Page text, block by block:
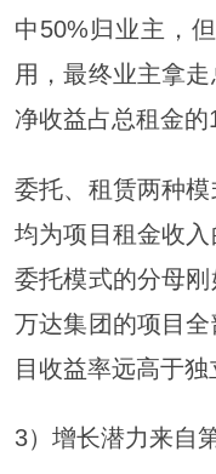
中50%归业主，
用，最终业主拿
净收益占总租金的
委托、租赁两种
均为项目租金收入
委托模式的分母
万达集团的项目
目收益率远高于独
3）增长潜力来自